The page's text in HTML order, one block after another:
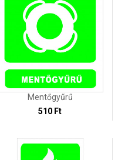
Mentőgyűrű
510 Ft